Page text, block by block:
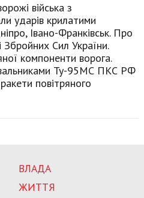
війська з
ударів крилатими
Івано-Франківськ. Про
Сил України.
компоненти ворога.
Ту-95МС ПКС РФ
повітряного
ВЛАДА
ЖИТТЯ